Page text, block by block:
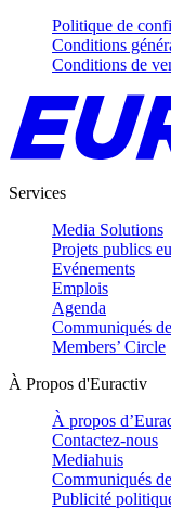
Politique de
Conditions
Conditions de
Services
Media Solutions
Projets publics
Evénements
Emplois
Agenda
Communiqués
Members’ Circle
À Propos d'Euractiv
À propos
Contactez-nous
Mediahuis
Communiqués
Publicité